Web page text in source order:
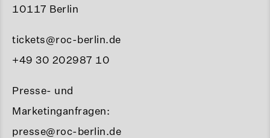
10117 Berlin
tickets@roc-berlin.de
+49 30 202987 10
Presse- und
Marketinganfragen:
presse@roc-berlin.de